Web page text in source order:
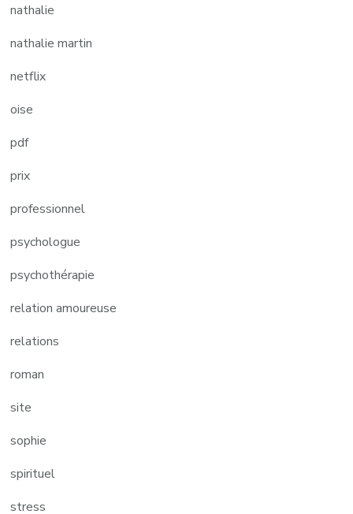
nathalie
nathalie martin
netflix
oise
pdf
prix
professionnel
psychologue
psychothérapie
relation amoureuse
relations
roman
site
sophie
spirituel
stress